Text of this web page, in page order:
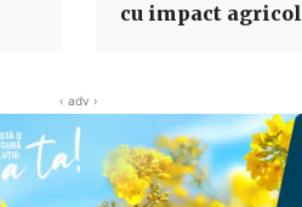
cu impact agricol
‹ adv ›